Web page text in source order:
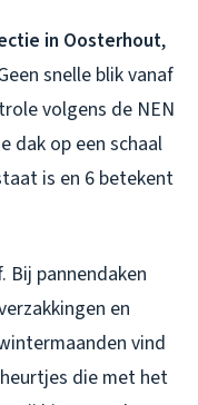
in Oosterhout,
snelle blik vanaf
volgens de NEN
dak op een schaal
is en 6 betekent
Bij pannendaken
en
vind
die met het